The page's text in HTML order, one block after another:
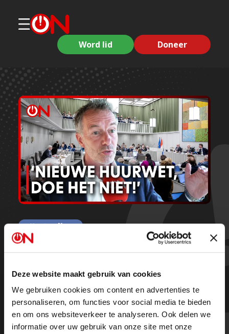
Deze website maakt gebruik van cookies
We gebruiken cookies om content en advertenties te
personaliseren, om functies voor social media te bieden
en om ons websiteverkeer te analyseren. Ook delen we
informatie over uw gebruik van onze site met onze
Word lid Doneer
Korte clips
Beertema en Baudet over
moordaanslag op Donald Trump